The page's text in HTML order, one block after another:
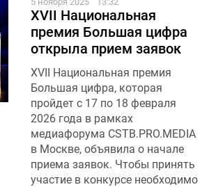
XVII Национальная
премия Большая цифра
открыла прием заявок
XVII Национальная премия
Большая цифра, которая
пройдет с 17 по 18 февраля
2026 года в рамках
медиафорума CSTB.PRO.MEDIA
в Москве, объявила о начале
приема заявок. Чтобы принять
участие в конкурсе необходимо